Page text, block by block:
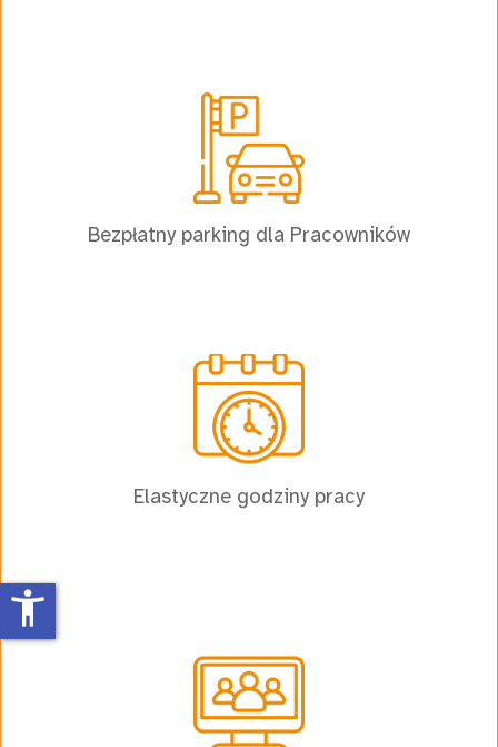
Bezpłatny parking dla Pracowników
Elastyczne godziny pracy
accessibility_new